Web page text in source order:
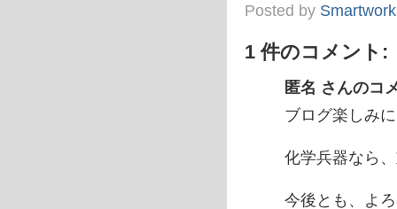
Posted by
1 件のコメント:
匿名 さんのコ
ブログ楽しみ
化学兵器なら
今後とも、よ